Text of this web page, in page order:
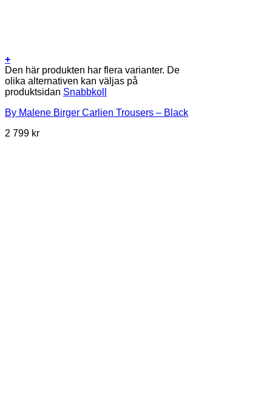
+
Den här produkten har flera varianter. De
olika alternativen kan väljas på
produktsidan Snabbkoll
By Malene Birger Carlien Trousers – Black
2 799 kr